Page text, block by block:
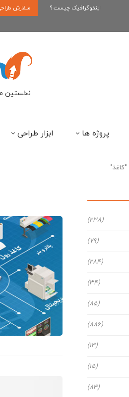
اینفوگرافیک چیست ؟ سفارش
نخستین
پروژه ها ابزار طراحی
(238)
(79)
(284)
(34)
(85)
(886)
(14)
(15)
(84)